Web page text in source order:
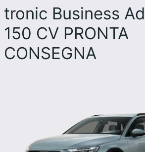
tronic Business
150 CV PRONTA
CONSEGNA